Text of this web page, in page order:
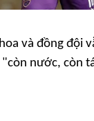
và đồng đội
nước, còn